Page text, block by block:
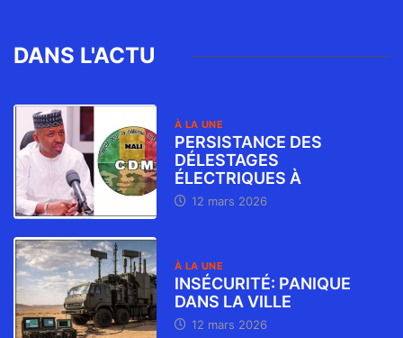
DANS L'ACTU
À LA UNE
PERSISTANCE DES
DÉLESTAGES
ÉLECTRIQUES À
12 mars 2026
À LA UNE
INSÉCURITÉ: PANIQUE
DANS LA VILLE
12 mars 2026